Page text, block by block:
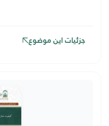
جزئیات این موضوع